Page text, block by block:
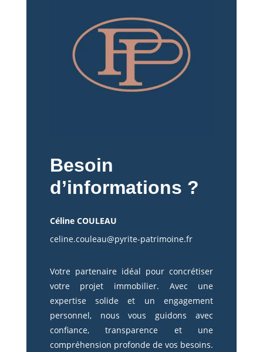
Besoin
d’informations ?
Céline COULEAU
celine.couleau@pyrite-patrimoine.fr
Votre partenaire idéal pour concrétiser
votre projet immobilier. Avec une
expertise solide et un engagement
personnel, nous vous guidons avec
confiance, transparence et une
compréhension profonde de vos besoins.